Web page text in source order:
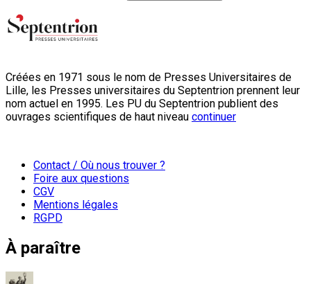
Créées en 1971 sous le nom de Presses Universitaires de
Lille, les Presses universitaires du Septentrion prennent leur
nom actuel en 1995. Les PU du Septentrion publient des
ouvrages scientifiques de haut niveau continuer
Contact / Où nous trouver ?
Foire aux questions
CGV
Mentions légales
RGPD
À paraître